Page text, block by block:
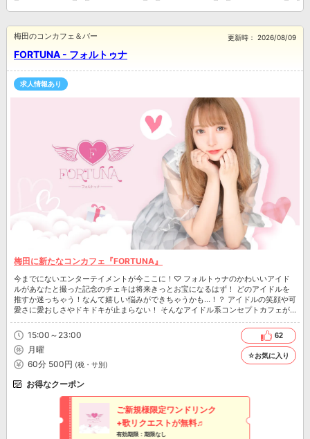
FORTUNA - フォルトゥナ
梅田のコンカフェ＆バー 更新時： 2026/08/09
求人情報あり
梅田に新たなコンカフェ『FORTUNA』
今までにないエンターテイメントが今ここに！♡ フォルトゥナのかわいいアイド
ルがあなたと撮った記念のチェキは将来きっとお宝になるはず！ どのアイドルを
推すか迷っちゃう！なんて嬉しい悩みができちゃうかも…！？ アイドルの笑顔や可
愛さに愛おしさやドキドキが止まらない！ そんなアイドル系コンセプトカフェが
梅田に誕生しました♬ 誰より早く推しを探すため急ぐべしっ！
15:00～23:00
月曜
60分 500円 (税・サ別)
62
☆お気に入り
お得なクーポン
ご新規様限定ワンドリンク
+歌リクエストが無料♬
有効期限：期限なし